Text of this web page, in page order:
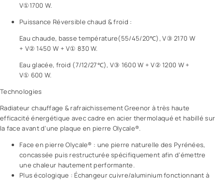
V①1700 W.
Puissance Réversible chaud & froid :
Eau chaude, basse température(55/45/20℃), V③ 2170 W
+ V② 1450 W + V① 830 W.
Eau glacée, froid (7/12/27℃), V③ 1600 W + V② 1200 W +
V① 600 W.
Technologies
Radiateur chauffage & rafraichissement Greenor à très haute
efficacité énergétique avec cadre en acier thermolaqué et habillé sur
la face avant d’une plaque en pierre Olycale®.
Face en pierre Olycale® : une pierre naturelle des Pyrénées,
concassée puis restructurée spécifiquement afin d’émettre
une chaleur hautement performante.
Plus écologique : Échangeur cuivre/aluminium fonctionnant à